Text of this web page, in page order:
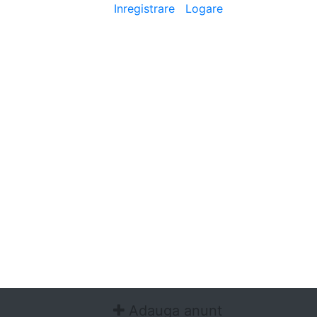
Inregistrare Logare
Adauga anunt